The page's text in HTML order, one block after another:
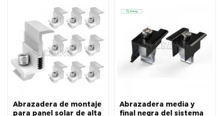
Abrazadera de montaje
para panel solar de alta
Abrazadera media y
final negra del sistema